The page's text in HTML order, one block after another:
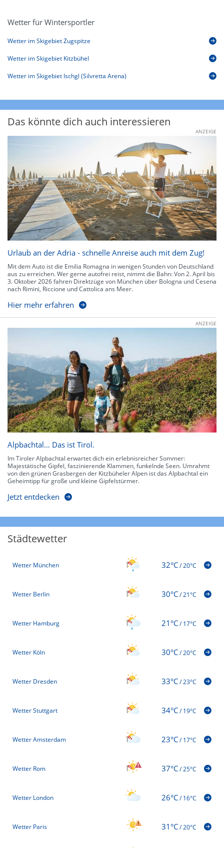
Wetter für Wintersportler
Wetter im Skigebiet Zugspitze
Wetter im Skigebiet Kitzbühel
Wetter im Skigebiet Ischgl (Silvretta Arena)
Das könnte dich auch interessieren
ANZEIGE
Urlaub an der Adria - schnelle Anreise auch mit dem Zug!
Mit dem Auto ist die Emilia Romagna in wenigen Stunden von Deutschland
aus zu erreichen. Wer gerne autofrei reist, nimmt die Bahn: Von 2. April bis
3. Oktober 2026 fahren Direktzüge von München über Bologna und Cesena
nach Rimini, Riccione und Cattolica ans Meer.
Hier mehr erfahren
ANZEIGE
Alpbachtal… Das ist Tirol.
Im Tiroler Alpbachtal erwartet dich ein erlebnisreicher Sommer:
Majestätische Gipfel, faszinierende Klammen, funkelnde Seen. Umrahmt
von den grünen Grasbergen der Kitzbüheler Alpen ist das Alpbachtal ein
Geheimtipp für große und kleine Gipfelstürmer.
Jetzt entdecken
Städtewetter
Wetter München 32°C/20°C
Wetter Berlin 30°C/21°C
Wetter Hamburg 21°C/17°C
Wetter Köln 30°C/20°C
Wetter Dresden 33°C/23°C
Wetter Stuttgart 34°C/19°C
Wetter Amsterdam 23°C/17°C
Wetter Rom 37°C/25°C
Wetter London 26°C/16°C
Wetter Paris 31°C/20°C